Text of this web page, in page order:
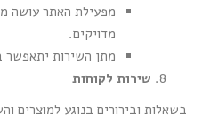
מפעילת האתר עושה
מדויקים.
מתן השירות יתאפשר
שירות לקוחות
בשאלות ובירורים בנוגע למוצרים